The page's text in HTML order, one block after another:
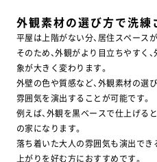
外観素材の選び方で洗練
平屋は上階がない分、居住スペース
そのため、外観がより目立ちやすく
象が大きく変わります。
外壁の色や質感など、外観素材の選
雰囲気を演出することが可能です。
例えば、外観を黒ベースで仕上げる
の家になります。
落ち着いた大人の雰囲気も演出でき
上がりを好む方におすすめです。
0120-084-900
広島中央店
082-569-9858
福山店
0120-084-330